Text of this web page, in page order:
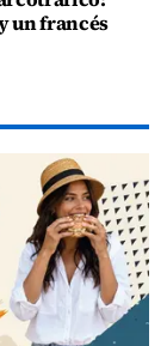
un francés